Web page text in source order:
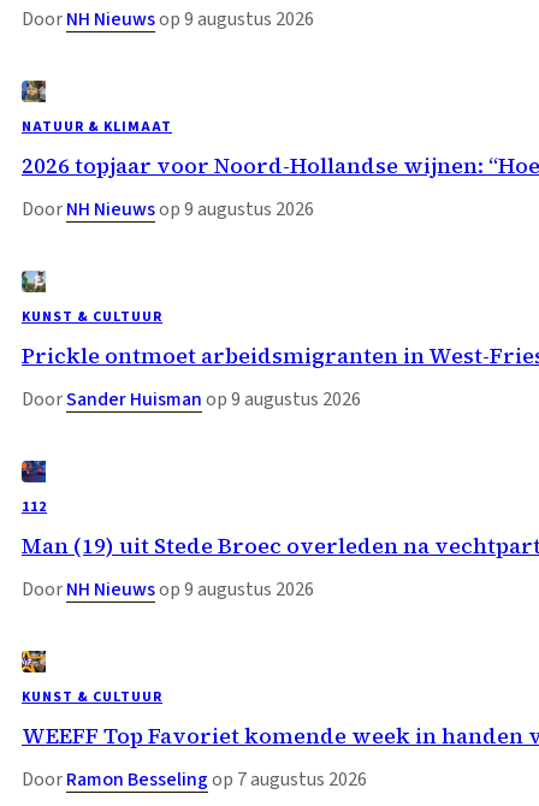
DoorNH Nieuwsop 9 augustus 2026
NATUUR & KLIMAAT
2026 topjaar voor Noord-Hollandse wijnen:
DoorNH Nieuwsop 9 augustus 2026
KUNST & CULTUUR
Prickle ontmoet arbeidsmigranten in West-
DoorSander Huismanop 9 augustus 2026
112
Man (19) uit Stede Broec overleden na
DoorNH Nieuwsop 9 augustus 2026
KUNST & CULTUUR
WEEFF Top Favoriet komende week in handen
DoorRamon Besselingop 7 augustus 2026